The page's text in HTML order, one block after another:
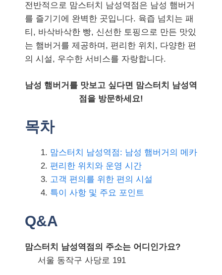
전반적으로 맘스터치 남성역점은 남성 햄버거
를 즐기기에 완벽한 곳입니다. 육즙 넘치는 패
티, 바삭바삭한 빵, 신선한 토핑으로 만든 맛있
는 햄버거를 제공하며, 편리한 위치, 다양한 편
의 시설, 우수한 서비스를 자랑합니다.
남성 햄버거를 맛보고 싶다면 맘스터치 남성역
점을 방문하세요!
목차
맘스터치 남성역점: 남성 햄버거의 메카
편리한 위치와 운영 시간
고객 편의를 위한 편의 시설
특이 사항 및 주요 포인트
Q&A
맘스터치 남성역점의 주소는 어디인가요?
서울 동작구 사당로 191